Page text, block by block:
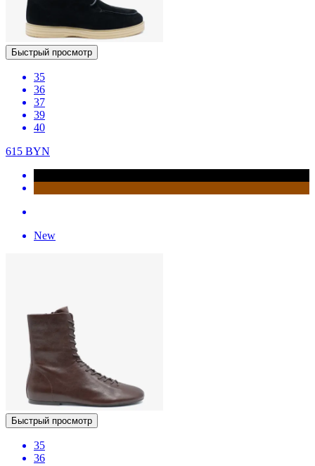
Быстрый просмотр
35
36
37
39
40
615 BYN
New
Быстрый просмотр
35
36